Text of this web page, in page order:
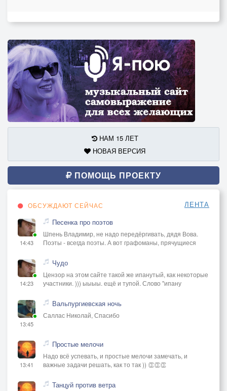
НАМ 15 ЛЕТ
НОВАЯ ВЕРСИЯ
ПОМОЩЬ ПРОЕКТУ
ОБСУЖДАЮТ СЕЙЧАС ЛЕНТА
14:43
Песенка про поэтов
Шпень Владимир, не надо передёргивать, дядя Вова.
Поэты - всегда поэты. А вот графоманы, прячущиеся
14:23
Чудо
Цензор на этом сайте такой же ипанутый, как некоторые
участники. ))) ыыыы. ещё и тупой. Слово "ипану
13:45
Вальпургиевская ночь
Саллас Николай, Спасибо
13:41
Простые мелочи
Надо всё успевать, и простые мелочи замечать, и
важные задачи решать, как то так )) 👏👏👏
Танцуй против ветра